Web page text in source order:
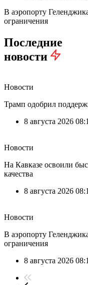
В аэропорту
ограничения
Последние
новости
Новости
Трамп одобрил
8 августа 2026
Новости
На Кавказе освоили
качества
8 августа 2026
Новости
В аэропорту
ограничения
8 августа 2026